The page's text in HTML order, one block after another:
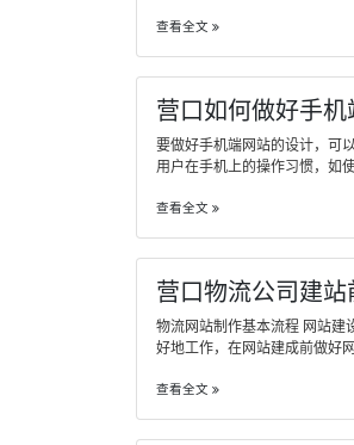
查看全文
营口如何做好手
要做好手机端网站的设计，可
用户在手机上的操作习惯，如
查看全文
营口物流公司建站
物流网站制作基本流程 网站建
好地工作，在网站建成前做好
查看全文